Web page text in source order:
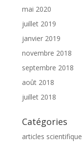
mai 2020
juillet 2019
janvier 2019
novembre 2018
septembre 2018
août 2018
juillet 2018
Catégories
articles scientifique